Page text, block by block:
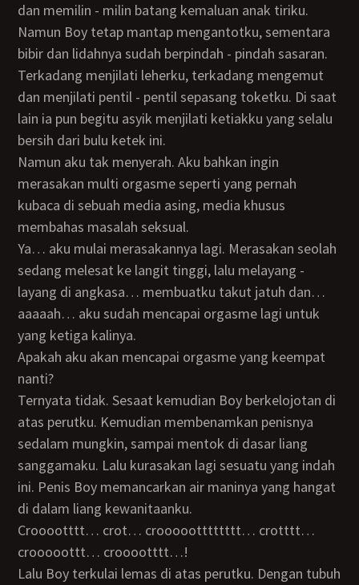
dan memilin - milin batang kemaluan anak tiriku.
Namun Boy tetap mantap mengantotku, sementara
bibir dan lidahnya sudah berpindah - pindah sasaran.
Terkadang menjilati leherku, terkadang mengemut
dan menjilati pentil - pentil sepasang toketku. Di saat
lain ia pun begitu asyik menjilati ketiakku yang selalu
bersih dari bulu ketek ini.
Namun aku tak menyerah. Aku bahkan ingin
merasakan multi orgasme seperti yang pernah
kubaca di sebuah media asing, media khusus
membahas masalah seksual.
Ya… aku mulai merasakannya lagi. Merasakan seolah
sedang melesat ke langit tinggi, lalu melayang -
layang di angkasa… membuatku takut jatuh dan…
aaaaah… aku sudah mencapai orgasme lagi untuk
yang ketiga kalinya.
Apakah aku akan mencapai orgasme yang keempat
nanti?
Ternyata tidak. Sesaat kemudian Boy berkelojotan di
atas perutku. Kemudian membenamkan penisnya
sedalam mungkin, sampai mentok di dasar liang
sanggamaku. Lalu kurasakan lagi sesuatu yang indah
ini. Penis Boy memancarkan air maninya yang hangat
di dalam liang kewanitaanku.
Crooootttt… crot… croooootttttttt… crotttt…
crooooottt… crooootttt…!
Lalu Boy terkulai lemas di atas perutku. Dengan tubuh